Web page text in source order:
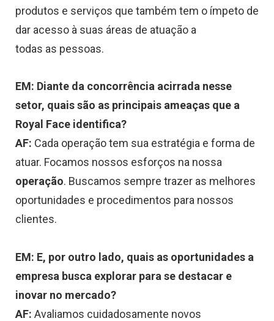
produtos e serviços que também tem o ímpeto de
dar acesso à suas áreas de atuação a
todas as pessoas.
EM: Diante da concorrência acirrada nesse
setor, quais são as principais ameaças que a
Royal Face identifica?
AF: Cada operação tem sua estratégia e forma de
atuar. Focamos nossos esforços na nossa
operação. Buscamos sempre trazer as melhores
oportunidades e procedimentos para nossos
clientes.
EM: E, por outro lado, quais as oportunidades a
empresa busca explorar para se destacar e
inovar no mercado?
AF: Avaliamos cuidadosamente novos